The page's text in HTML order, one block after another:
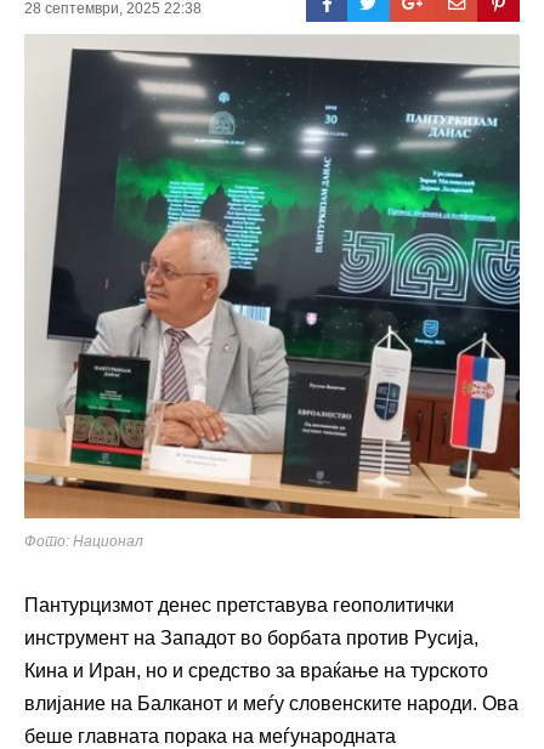
28 септември, 2025 22:38
Фото: Национал
Пантурцизмот денес претставува геополитички
инструмент на Западот во борбата против Русија,
Кина и Иран, но и средство за враќање на турското
влијание на Балканот и меѓу словенските народи. Ова
беше главната порака на меѓународната